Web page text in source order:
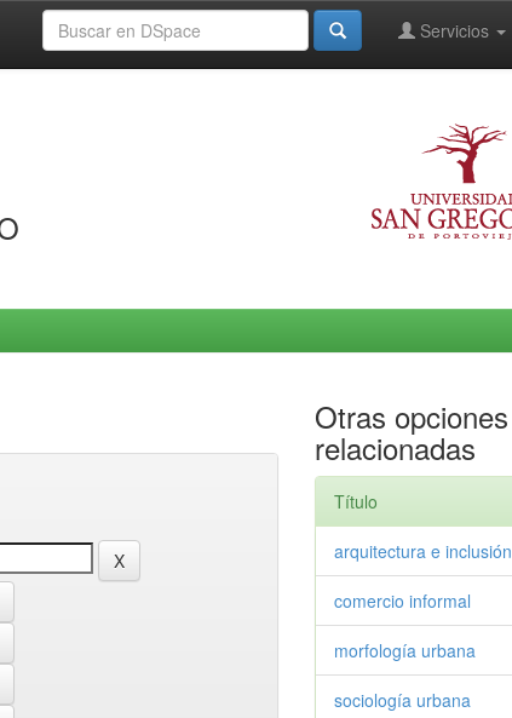
Servicios
Otras opciones
relacionadas
Título
arquitectura e inclusión
comercio informal
morfología urbana
sociología urbana